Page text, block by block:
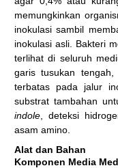
memungkinkan
inokulasi sambil
inokulasi asli. Bakteri
terlihat di seluruh
garis tusukan
terbatas pada jalur
substrat tambahan
indole, deteksi
asam amino.
Alat dan Bahan
Komponen Media